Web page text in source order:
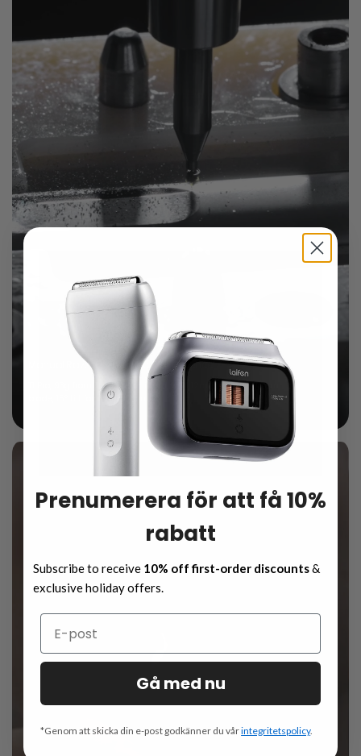
Manual Razor Feel, Electric Convenience
T1 Pro, 93g from intact aluminum, with 12mm handle, 16mm
blade, 15° tilt for natural comfort.
Prenumerera för att få 10%
rabatt
Subscribe to receive 10% off first-order discounts&
exclusive holiday offers.
Gå med nu
*Genom att skicka din e-post godkänner du vårintegritetspolicy.